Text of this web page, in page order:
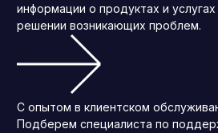
информации о продуктах и
решении возникающих проблем.
С опытом в клиентском
Подберем специалиста по